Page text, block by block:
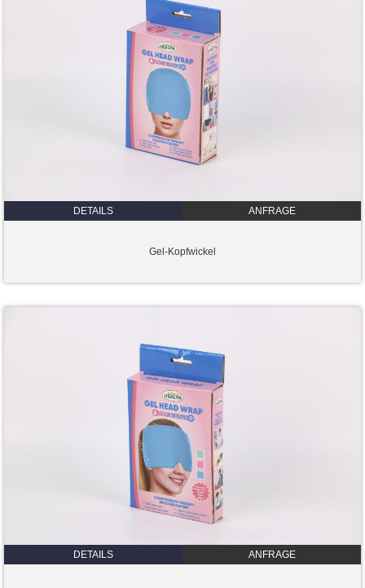
DETAILS ANFRAGE
Gel-Kopfwickel
DETAILS ANFRAGE